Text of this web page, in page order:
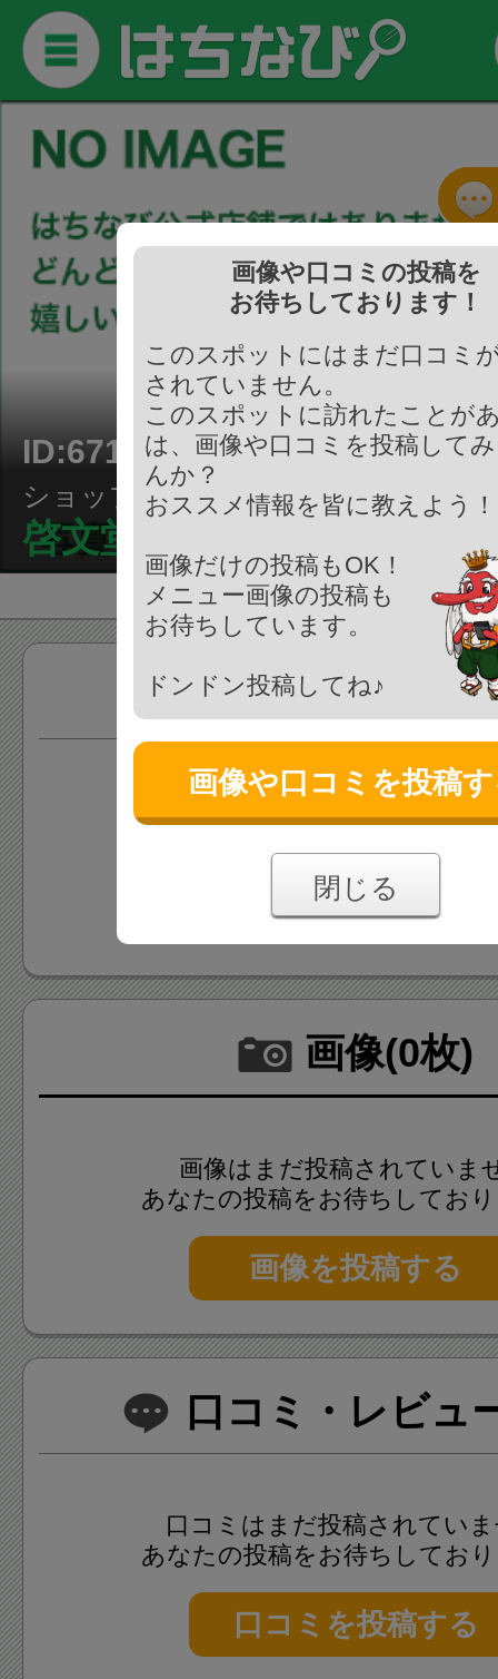
ID:671171
ショップ/本屋
啓文堂書店 - めじろ台店
商品
情報がまだ登録されていま
情報を追加する
画像(0枚)
画像はまだ投稿されていま
あなたの投稿をお待ちしてお
画像を投稿する
口コミ・レビュ
口コミはまだ投稿されてい
あなたの投稿をお待ちしてお
口コミを投稿する
画像や口コミの投稿を
お待ちしております！
このスポットにはまだ口コミ
されていません。
このスポットに訪れたことが
は、画像や口コミを投稿して
んか？
おススメ情報を皆に教えよう
画像だけの投稿もOK！
メニュー画像の投稿も
お待ちしています。
ドンドン投稿してね♪
画像や口コミを投稿
閉じる